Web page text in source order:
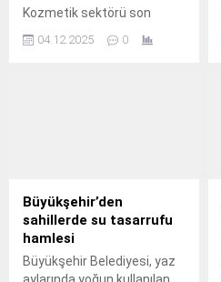
Kozmetik sektörü son
geçiriyor.
04.12.2025 0
Büyükşehir’den
sahillerde su tasarrufu
hamlesi
Büyükşehir Belediyesi, yaz
aylarında yoğun kullanılan